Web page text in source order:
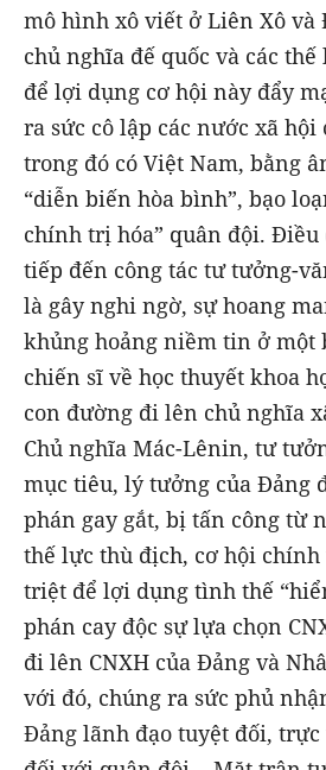
mô hình xô viết ở Liên Xô và
chủ nghĩa đế quốc và các
để lợi dụng cơ hội này đẩy
ra sức cô lập các nước xã
trong đó có Việt Nam, bằng
“diễn biến hòa bình”, bạo
chính trị hóa” quân đội. Điều
tiếp đến công tác tư tưởng-
là gây nghi ngờ, sự hoang
khủng hoảng niềm tin ở một
chiến sĩ về học thuyết khoa
con đường đi lên chủ nghĩa
Chủ nghĩa Mác-Lênin, tư
mục tiêu, lý tưởng của Đảng
phán gay gắt, bị tấn công từ
thế lực thù địch, cơ hội
triệt để lợi dụng tình thế
phán cay độc sự lựa chọn
đi lên CNXH của Đảng và
với đó, chúng ra sức phủ
Đảng lãnh đạo tuyệt đối,